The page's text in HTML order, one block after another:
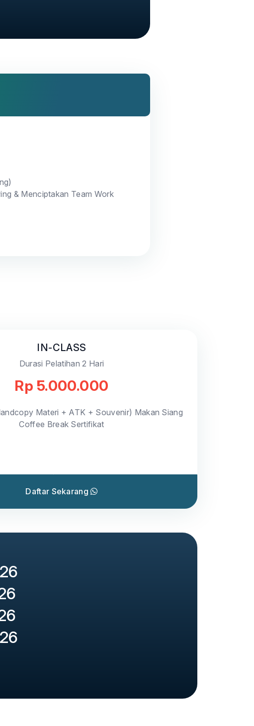
& Menciptakan Team Work
IN-CLASS
Durasi Pelatihan 2 Hari
Rp 5.000.000
Materi + ATK + Souvenir) Makan Siang
Coffee Break Sertifikat
Daftar Sekarang